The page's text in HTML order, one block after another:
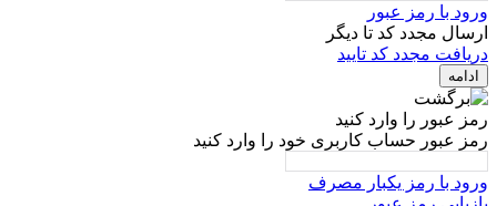
ورود با رمز عبور
ارسال مجدد کد تا دیگر
دریافت مجدد کد تایید
ادامه
رمز عبور را وارد کنید
رمز عبور حساب کاربری خود را وارد کنید
ورود با رمز یکبار مصرف